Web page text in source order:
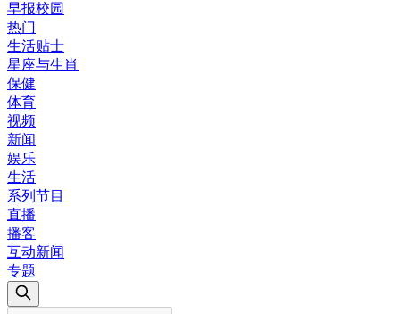
早报校园
热门
生活贴士
星座与生肖
保健
体育
视频
新闻
娱乐
生活
系列节目
直播
播客
互动新闻
专题